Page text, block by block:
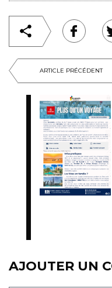
ARTICLE PRÉCÉDENT
AJOUTER UN